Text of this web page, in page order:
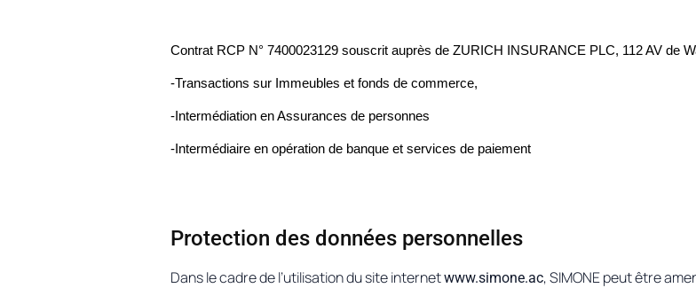
Contrat RCP N° 7400023129 souscrit auprès de ZURICH INSURANCE PLC, 112 AV de
-Transactions sur Immeubles et fonds de commerce,
-Intermédiation en Assurances de personnes
-Intermédiaire en opération de banque et services de paiement
Protection des données personnelles
Dans le cadre de l’utilisation du site internetwww.simone.ac, SIMONE peut être